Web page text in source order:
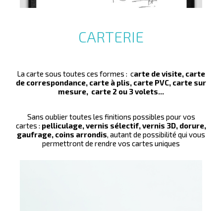
CARTERIE
La carte sous toutes ces formes : carte de visite, carte
de correspondance, carte à plis, carte PVC, carte sur
mesure, carte 2 ou 3 volets...
Sans oublier toutes les finitions possibles pour vos
cartes : pelliculage, vernis sélectif, vernis 3D, dorure,
gaufrage, coins arrondis, autant de possibilité qui vous
permettront de rendre vos cartes uniques